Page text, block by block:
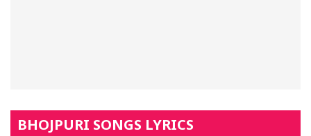
BHOJPURI SONGS LYRICS